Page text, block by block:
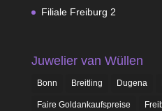
Filiale Freiburg 2
Juwelier van Wüllen
Bonn Breitling Dugena
Faire Goldankaufspreise